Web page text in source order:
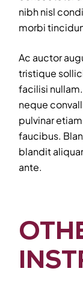
nibh nisl
morbi
Ac auctor
tristique
facilisi
neque
pulvinar
faucibus.
blandit
ante.